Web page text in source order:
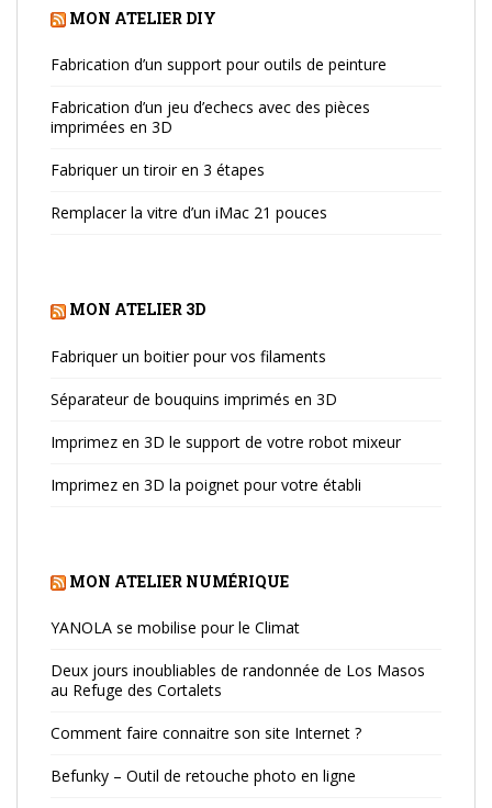
MON ATELIER DIY
Fabrication d’un support pour outils de peinture
Fabrication d’un jeu d’echecs avec des pièces
imprimées en 3D
Fabriquer un tiroir en 3 étapes
Remplacer la vitre d’un iMac 21 pouces
MON ATELIER 3D
Fabriquer un boitier pour vos filaments
Séparateur de bouquins imprimés en 3D
Imprimez en 3D le support de votre robot mixeur
Imprimez en 3D la poignet pour votre établi
MON ATELIER NUMÉRIQUE
YANOLA se mobilise pour le Climat
Deux jours inoubliables de randonnée de Los Masos
au Refuge des Cortalets
Comment faire connaitre son site Internet ?
Befunky – Outil de retouche photo en ligne